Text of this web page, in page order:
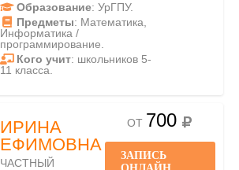
Образование: УрГПУ.
Предметы: Математика,
Информатика /
программирование.
Кого учит: школьников 5-
11 класса.
ИРИНА
ЕФИМОВНА
ЧАСТНЫЙ
ОТ 700
ЗАПИСЬ